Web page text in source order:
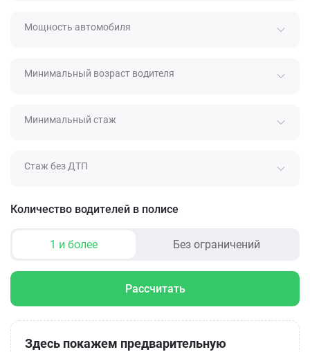
Мощность автомобиля
Минимальный возраст водителя
Минимальный стаж
Стаж без ДТП
Количество водителей в полисе
1 и более Без ограничений
Рассчитать
Здесь покажем предварительную